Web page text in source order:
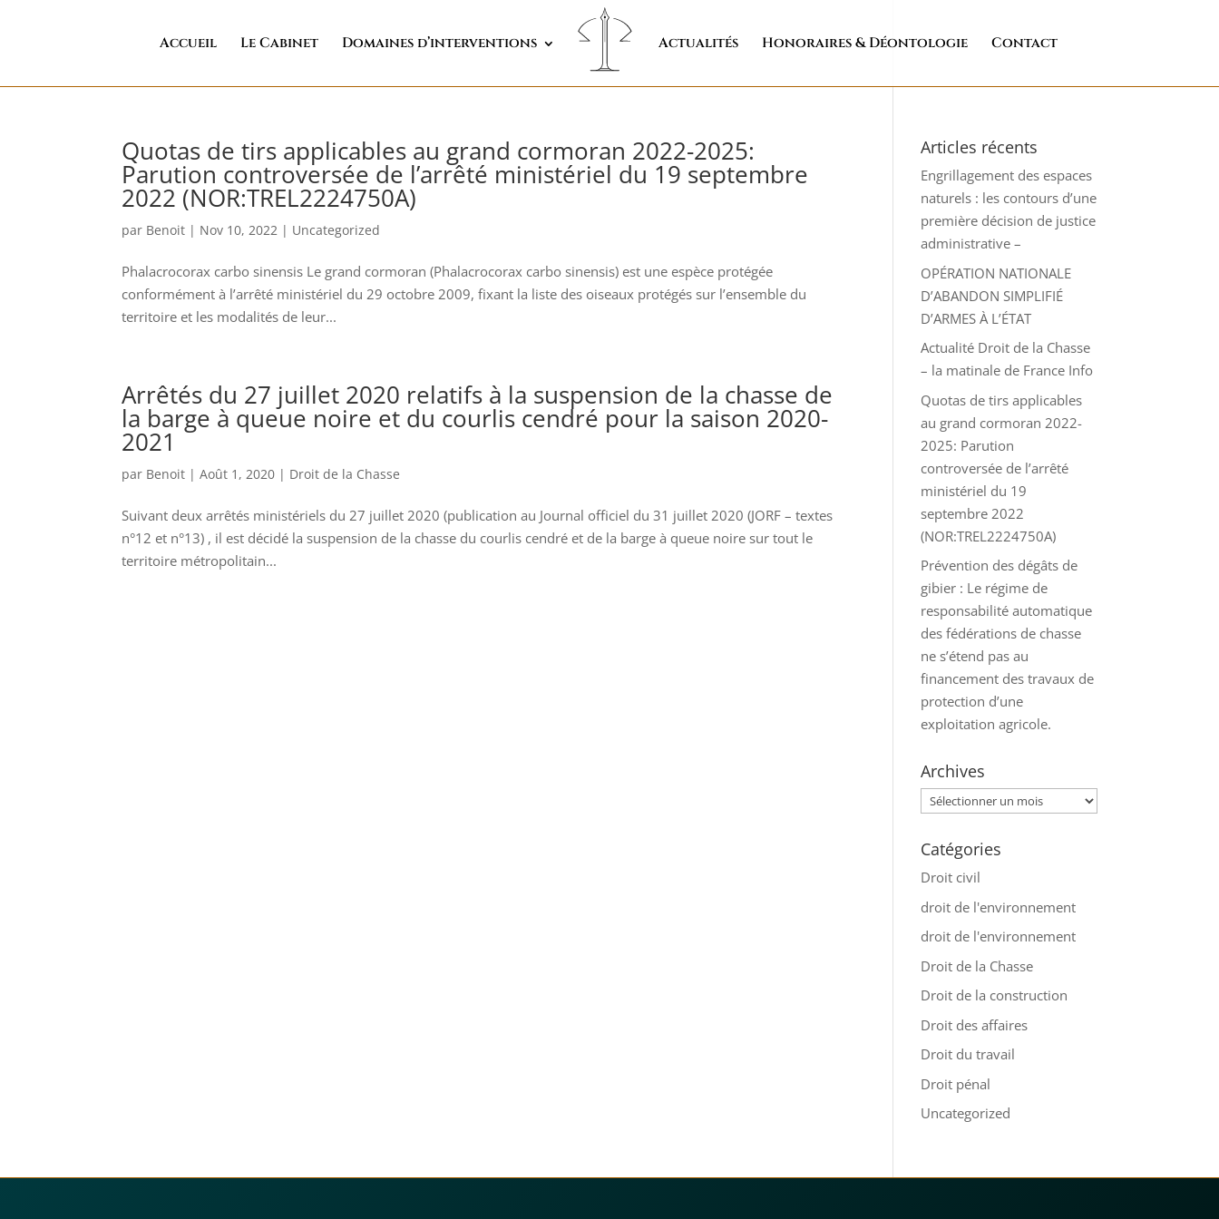
Accueil Le Cabinet Domaines d’interventions Actualités Honoraires & Déontologie Contact
Quotas de tirs applicables au grand cormoran 2022-2025:
Parution controversée de l’arrêté ministériel du 19 septembre
2022 (NOR:TREL2224750A)
par Benoit | Nov 10, 2022 | Uncategorized
Phalacrocorax carbo sinensis Le grand cormoran (Phalacrocorax carbo sinensis) est une espèce protégée
conformément à l’arrêté ministériel du 29 octobre 2009, fixant la liste des oiseaux protégés sur l’ensemble du
territoire et les modalités de leur...
Arrêtés du 27 juillet 2020 relatifs à la suspension de la chasse de
la barge à queue noire et du courlis cendré pour la saison 2020-
2021
par Benoit |Août 1, 2020 | Droit de la Chasse
Suivant deux arrêtés ministériels du 27 juillet 2020 (publication au Journal officiel du 31 juillet 2020 (JORF – textes
n°12 et n°13) , il est décidé la suspension de la chasse du courlis cendré et de la barge à queue noire sur tout le
territoire métropolitain...
Articles récents
Engrillagement des espaces
naturels : les contours d’une
première décision de justice
administrative –
OPÉRATION NATIONALE
D’ABANDON SIMPLIFIÉ
D’ARMES À L’ÉTAT
Actualité Droit de la Chasse
– la matinale de France Info
Quotas de tirs applicables
au grand cormoran 2022-
2025: Parution
controversée de l’arrêté
ministériel du 19
septembre 2022
(NOR:TREL2224750A)
Prévention des dégâts de
gibier : Le régime de
responsabilité automatique
des fédérations de chasse
ne s’étend pas au
financement des travaux de
protection d’une
exploitation agricole.
Archives
Archives
Catégories
Droit civil
droit de l'environnement
droit de l'environnement
Droit de la Chasse
Droit de la construction
Droit des affaires
Droit du travail
Droit pénal
Uncategorized